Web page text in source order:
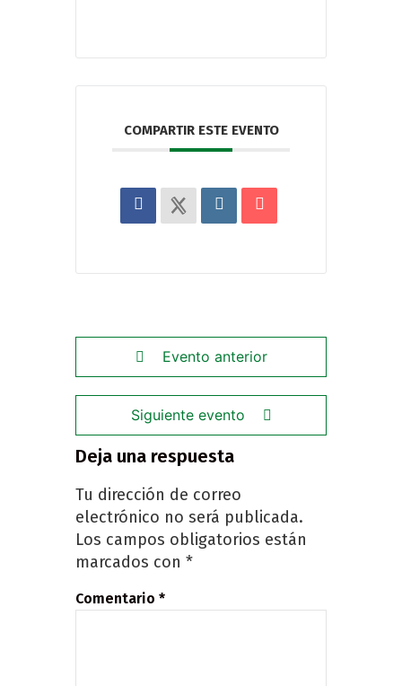
COMPARTIR ESTE EVENTO
Evento anterior
Siguiente evento
Deja una respuesta
Tu dirección de correo
electrónico no será publicada.
Los campos obligatorios están
marcados con *
Comentario *